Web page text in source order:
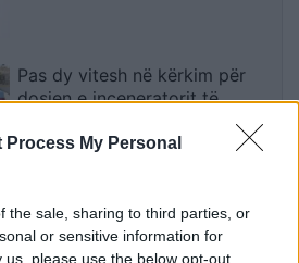
Process My Personal
the sale, sharing to third parties, or
or sensitive information for
please use the below opt-out
Pas dy vitesh në kërkim për
dosjen e inceneratorit të
Tiranës, arrestohet Renardo
Nallbani në Palasë
Mazda konfirmon rikthimin e
CX-3, gjenerata e re pritet në
vitin 2027